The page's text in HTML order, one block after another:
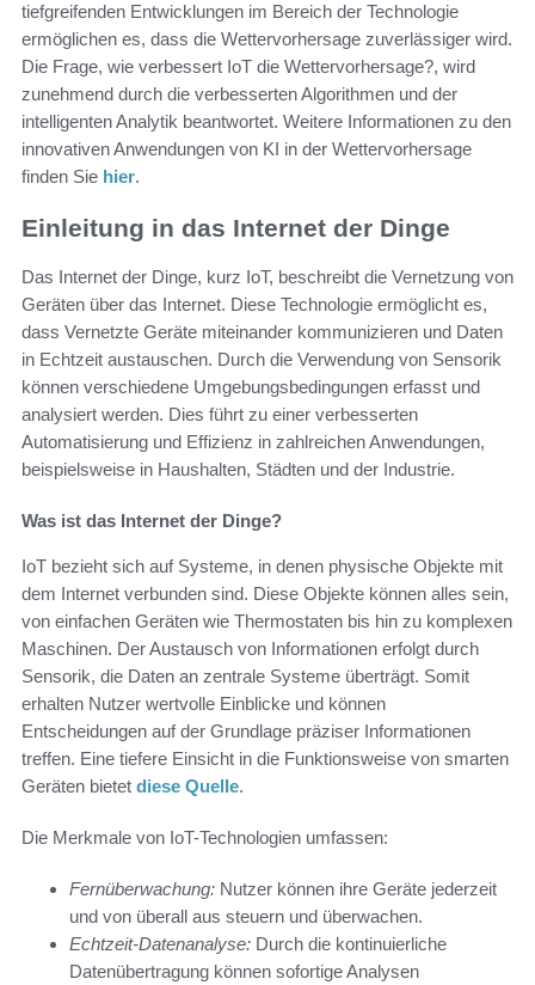
tiefgreifenden Entwicklungen im Bereich der Technologie
ermöglichen es, dass die Wettervorhersage zuverlässiger wird.
Die Frage, wie verbessert IoT die Wettervorhersage?, wird
zunehmend durch die verbesserten Algorithmen und der
intelligenten Analytik beantwortet. Weitere Informationen zu den
innovativen Anwendungen von KI in der Wettervorhersage
finden Sie hier.
Einleitung in das Internet der Dinge
Das Internet der Dinge, kurz IoT, beschreibt die Vernetzung von
Geräten über das Internet. Diese Technologie ermöglicht es,
dass Vernetzte Geräte miteinander kommunizieren und Daten
in Echtzeit austauschen. Durch die Verwendung von Sensorik
können verschiedene Umgebungsbedingungen erfasst und
analysiert werden. Dies führt zu einer verbesserten
Automatisierung und Effizienz in zahlreichen Anwendungen,
beispielsweise in Haushalten, Städten und der Industrie.
Was ist das Internet der Dinge?
IoT bezieht sich auf Systeme, in denen physische Objekte mit
dem Internet verbunden sind. Diese Objekte können alles sein,
von einfachen Geräten wie Thermostaten bis hin zu komplexen
Maschinen. Der Austausch von Informationen erfolgt durch
Sensorik, die Daten an zentrale Systeme überträgt. Somit
erhalten Nutzer wertvolle Einblicke und können
Entscheidungen auf der Grundlage präziser Informationen
treffen. Eine tiefere Einsicht in die Funktionsweise von smarten
Geräten bietet diese Quelle.
Die Merkmale von IoT-Technologien umfassen:
Fernüberwachung: Nutzer können ihre Geräte jederzeit
und von überall aus steuern und überwachen.
Echtzeit-Datenanalyse: Durch die kontinuierliche
Datenübertragung können sofortige Analysen